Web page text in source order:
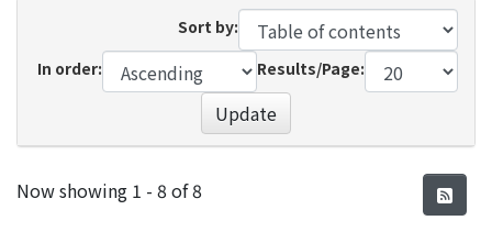
Sort by:
In order:
Results/Page:
Update
Recent Submissions
Now showing 1 - 8 of 8